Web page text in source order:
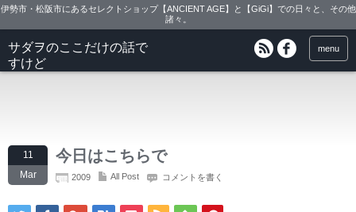
伊勢市・松阪市にあるセレクトショップ【ANCIENT AGE】と【GiGi】での日々と、その他
諸々。
サダヲのここだけの話で
すけど
menu
11
Mar
今日はこちらで
2009 All Post コメントを書く